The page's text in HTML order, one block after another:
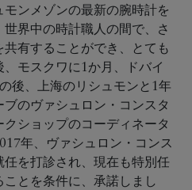
ンメゾンの最新の腕時計を
界中の時計職人の間で、さ
有することができ、とても
モスクワに1か月、ドバイ
後、上海のリシュモンと1年
のヴァシュロン・コンスタ
ショップのコーディネータ
年、ヴァシュロン・コンス
を打診され、現在も特別任
とを条件に、承諾しまし